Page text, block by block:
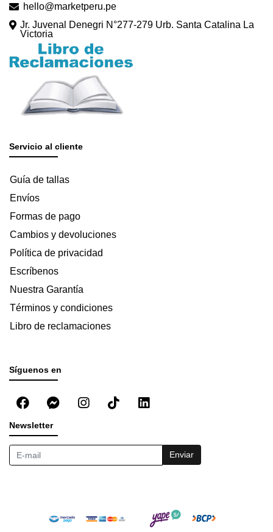
hello@marketperu.pe
Jr. Juvenal Denegri N°277-279 Urb. Santa Catalina La
Victoria
Servicio al cliente
Guía de tallas
Envíos
Formas de pago
Cambios y devoluciones
Política de privacidad
Escríbenos
Nuestra Garantía
Términos y condiciones
Libro de reclamaciones
Síguenos en
Newsletter
Enviar